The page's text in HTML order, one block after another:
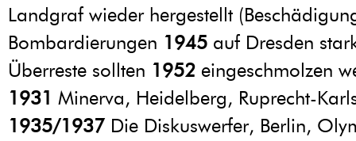
Landgraf wieder hergestellt
Bombardierungen 1945 auf Dresden
Überreste sollten 1952 eingeschmolzen
1931 Minerva, Heidelberg, Ruprecht-
1935/1937 Die Diskuswerfer, Berlin,